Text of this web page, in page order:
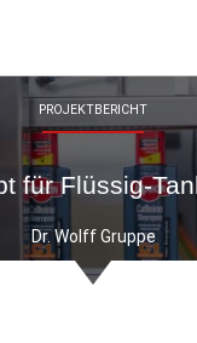
PROJEKTBERICHT
für Flüssig-
Dr. Wolff Gruppe